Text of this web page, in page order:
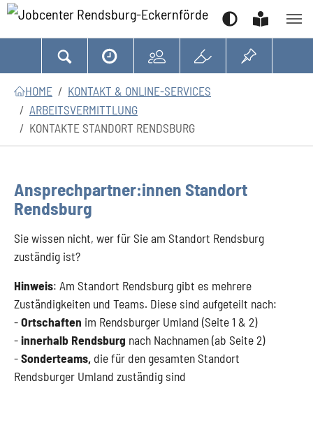
Suchen
HOME
KONTAKT & ONLINE-SERVICES
ARBEITSVERMITTLUNG
KONTAKTE STANDORT RENDSBURG
Ansprechpartner:innen Standort
Rendsburg
Sie wissen nicht, wer für Sie am Standort Rendsburg
zuständig ist?
Hinweis: Am Standort Rendsburg gibt es mehrere
Zuständigkeiten und Teams. Diese sind aufgeteilt nach:
-Ortschaften im Rendsburger Umland (Seite 1 & 2)
-innerhalb Rendsburg nach Nachnamen (ab Seite 2)
-Sonderteams, die für den gesamten Standort
Rendsburger Umland zuständig sind